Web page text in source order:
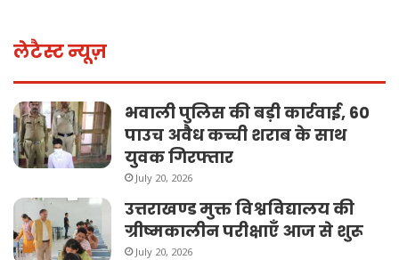
लेटैस्ट न्यूज़
भवाली पुलिस की बड़ी कार्रवाई, 60
पाउच अवैध कच्ची शराब के साथ
युवक गिरफ्तार
July 20, 2026
उत्तराखण्ड मुक्त विश्वविद्यालय की
ग्रीष्मकालीन परीक्षाएँ आज से शुरू
July 20, 2026